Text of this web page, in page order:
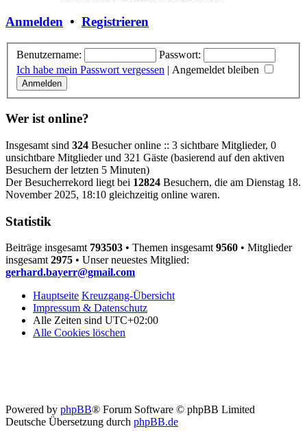
Anmelden • Registrieren
Benutzername:
Passwort:
Ich habe mein Passwort vergessen | Angemeldet bleiben
Wer ist online?
Insgesamt sind 324 Besucher online :: 3 sichtbare Mitglieder, 0
unsichtbare Mitglieder und 321 Gäste (basierend auf den aktiven
Besuchern der letzten 5 Minuten)
Der Besucherrekord liegt bei 12824 Besuchern, die am Dienstag 18.
November 2025, 18:10 gleichzeitig online waren.
Statistik
Beiträge insgesamt 793503 • Themen insgesamt 9560 • Mitglieder
insgesamt 2975 • Unser neuestes Mitglied:
gerhard.bayerr@gmail.com
Hauptseite Kreuzgang-Übersicht
Impressum & Datenschutz
Alle Zeiten sind UTC+02:00
Alle Cookies löschen
Powered by phpBB® Forum Software © phpBB Limited
Deutsche Übersetzung durch phpBB.de